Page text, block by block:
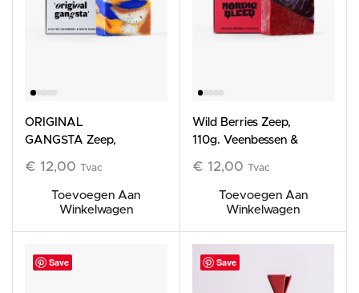
ORIGINAL
GANGSTA Zeep,
framboos
€ 12,00 Tvac
Toevoegen Aan
Winkelwagen
Wild Berries Zeep,
110g. Veenbessen &
€ 12,00 Tvac
Toevoegen Aan
Winkelwagen
Save Save